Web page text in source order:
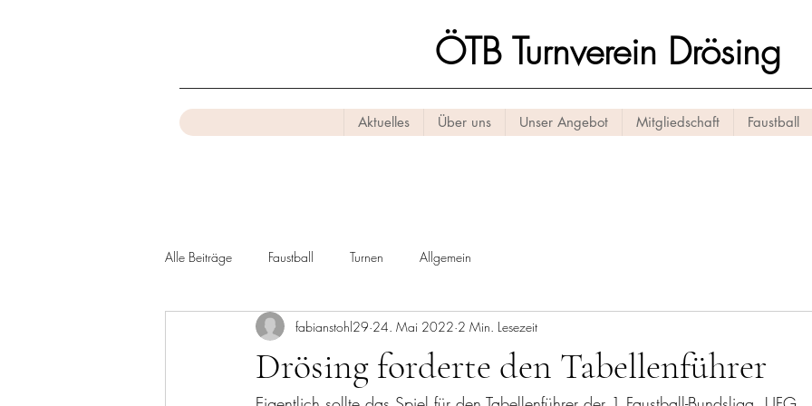
ÖTB Turnverein Drösing
Aktuelles Über uns Unser Angebot Mitgliedschaft Faustball
Alle Beiträge Faustball Turnen Allgemein
Drösing forderte den Tabellenführer
fabianstohl29 24. Mai 2022 2 Min. Lesezeit